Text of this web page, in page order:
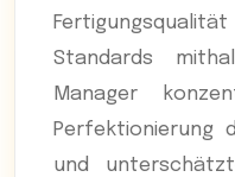
Standards
Manager
Perfektionierung
und